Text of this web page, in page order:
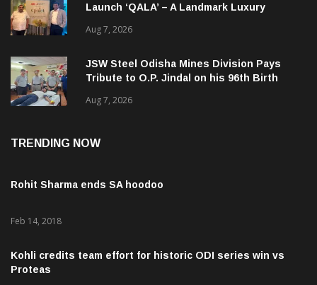
Launch ‘QALA’ – A Landmark Luxury
Aug 7, 2026
JSW Steel Odisha Mines Division Pays
Tribute to O.P. Jindal on his 96th Birth
Aug 7, 2026
TRENDING NOW
Rohit Sharma ends SA hoodoo
Feb 14, 2018
Kohli credits team effort for historic ODI series win vs
Proteas